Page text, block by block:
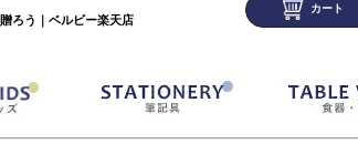
ろう｜ベルビー楽天店
カート